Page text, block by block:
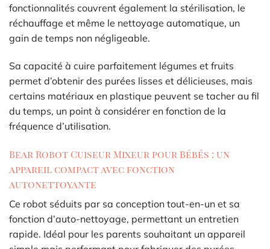
fonctionnalités couvrent également la stérilisation, le
réchauffage et même le nettoyage automatique, un
gain de temps non négligeable.
Sa capacité à cuire parfaitement légumes et fruits
permet d’obtenir des purées lisses et délicieuses, mais
certains matériaux en plastique peuvent se tacher au fil
du temps, un point à considérer en fonction de la
fréquence d’utilisation.
Bear Robot Cuiseur Mixeur pour Bébés : un
appareil compact avec fonction
autonettoyante
Ce robot séduits par sa conception tout-en-un et sa
fonction d’auto-nettoyage, permettant un entretien
rapide. Idéal pour les parents souhaitant un appareil